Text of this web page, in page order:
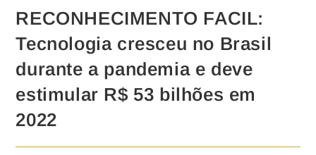
RECONHECIMENTO FACIL:
Tecnologia cresceu no Brasil
durante a pandemia e deve
estimular R$ 53 bilhões em
2022